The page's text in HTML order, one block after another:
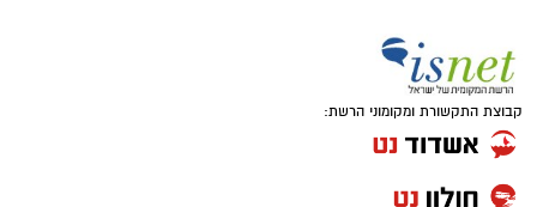
קבוצת התקשורת ומקומוני הרשת: